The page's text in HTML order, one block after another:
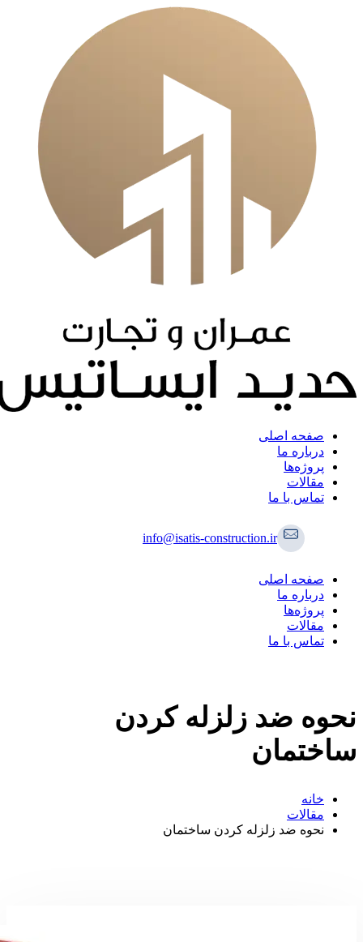
صفحه اصلی
درباره ما
پروژه‌ها
مقالات
تماس با ما
info@isatis-construction.ir
صفحه اصلی
درباره ما
پروژه‌ها
مقالات
تماس با ما
نحوه ضد زلزله کردن
ساختمان
خانه
مقالات
نحوه ضد زلزله کردن ساختمان